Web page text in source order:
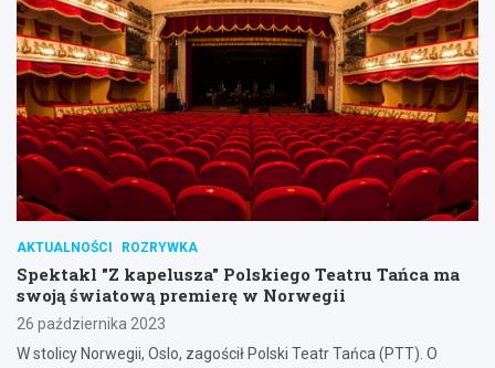
AKTUALNOŚCI ROZRYWKA
Spektakl "Z kapelusza" Polskiego Teatru Tańca ma
swoją światową premierę w Norwegii
26 października 2023
W stolicy Norwegii, Oslo, zagościł Polski Teatr Tańca (PTT). O